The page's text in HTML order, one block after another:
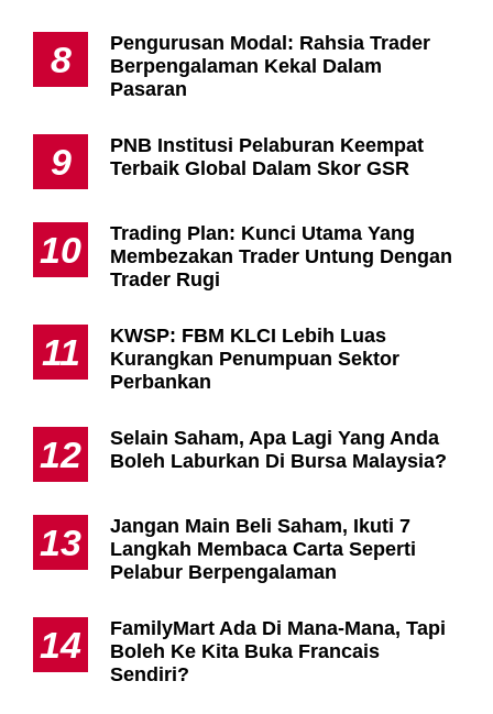
8
Pengurusan Modal: Rahsia Trader
Berpengalaman Kekal Dalam
Pasaran
9
PNB Institusi Pelaburan Keempat
Terbaik Global Dalam Skor GSR
10
Trading Plan: Kunci Utama Yang
Membezakan Trader Untung Dengan
Trader Rugi
11
KWSP: FBM KLCI Lebih Luas
Kurangkan Penumpuan Sektor
Perbankan
12
Selain Saham, Apa Lagi Yang Anda
Boleh Laburkan Di Bursa Malaysia?
13
Jangan Main Beli Saham, Ikuti 7
Langkah Membaca Carta Seperti
Pelabur Berpengalaman
14
FamilyMart Ada Di Mana-Mana, Tapi
Boleh Ke Kita Buka Francais
Sendiri?